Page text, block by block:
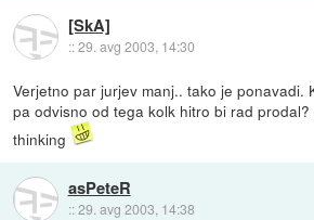
[SkA]
::29. avg 2003, 14:30
Verjetno par jurjev manj.. tako je ponavadi.
pa odvisno od tega kolk hitro bi rad
thinking
asPeteR
::29. avg 2003, 14:38